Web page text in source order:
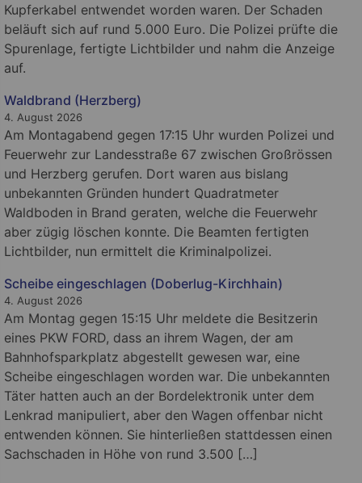
Kupferkabel entwendet worden waren. Der Schaden
beläuft sich auf rund 5.000 Euro. Die Polizei prüfte die
Spurenlage, fertigte Lichtbilder und nahm die Anzeige
auf.
Waldbrand (Herzberg)
4. August 2026
Am Montagabend gegen 17:15 Uhr wurden Polizei und
Feuerwehr zur Landesstraße 67 zwischen Großrössen
und Herzberg gerufen. Dort waren aus bislang
unbekannten Gründen hundert Quadratmeter
Waldboden in Brand geraten, welche die Feuerwehr
aber zügig löschen konnte. Die Beamten fertigten
Lichtbilder, nun ermittelt die Kriminalpolizei.
Scheibe eingeschlagen (Doberlug-Kirchhain)
4. August 2026
Am Montag gegen 15:15 Uhr meldete die Besitzerin
eines PKW FORD, dass an ihrem Wagen, der am
Bahnhofsparkplatz abgestellt gewesen war, eine
Scheibe eingeschlagen worden war. Die unbekannten
Täter hatten auch an der Bordelektronik unter dem
Lenkrad manipuliert, aber den Wagen offenbar nicht
entwenden können. Sie hinterließen stattdessen einen
Sachschaden in Höhe von rund 3.500 […]